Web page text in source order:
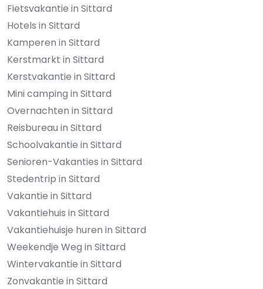
Fietsvakantie in Sittard
Hotels in Sittard
Kamperen in Sittard
Kerstmarkt in Sittard
Kerstvakantie in Sittard
Mini camping in Sittard
Overnachten in Sittard
Reisbureau in Sittard
Schoolvakantie in Sittard
Senioren-Vakanties in Sittard
Stedentrip in Sittard
Vakantie in Sittard
Vakantiehuis in Sittard
Vakantiehuisje huren in Sittard
Weekendje Weg in Sittard
Wintervakantie in Sittard
Zonvakantie in Sittard